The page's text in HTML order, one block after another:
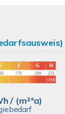
/ (m²*a)